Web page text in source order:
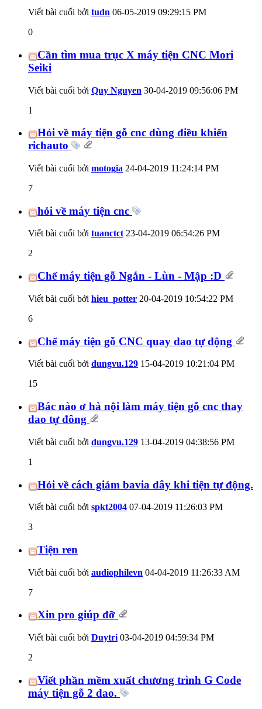
Viết bài cuối bởi tudn 06-05-2019 09:29:15 PM
0
Cần tìm mua trục X máy tiện CNC Mori
Seiki
Viết bài cuối bởi Quy Nguyen 30-04-2019 09:56:06 PM
1
Hỏi về máy tiện gỗ cnc dùng điều khiển
richauto
Viết bài cuối bởi motogia 24-04-2019 11:24:14 PM
7
hỏi về máy tiện cnc
Viết bài cuối bởi tuanctct23-04-2019 06:54:26 PM
2
Chế máy tiện gỗ Ngắn - Lùn - Mập :D
Viết bài cuối bởi hieu_potter 20-04-2019 10:54:22 PM
6
Chế máy tiện gỗ CNC quay dao tự động
Viết bài cuối bởi dungvu.129 15-04-2019 10:21:04 PM
15
Bác nào ơ hà nội làm máy tiện gỗ cnc thay
dao tự đông
Viết bài cuối bởi dungvu.129 13-04-2019 04:38:56 PM
1
Hỏi về cách giảm bavia dây khi tiện tự động.
Viết bài cuối bởi spkt2004 07-04-2019 11:26:03 PM
3
Tiện ren
Viết bài cuối bởi audiophilevn 04-04-2019 11:26:33 AM
7
Xin pro giúp đỡ
Viết bài cuối bởi Duytri 03-04-2019 04:59:34 PM
2
Viết phần mềm xuất chương trình G Code
máy tiện gỗ 2 dao.